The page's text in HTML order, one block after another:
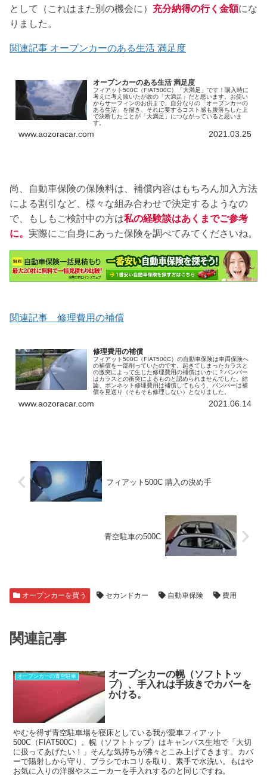
として（これはまた別の機会に） 充分納得の行く金額にな
りました。
関連記事 オープンカーのある生活 満足度
オープンカーのある生活 満足度
フィアット500C（FIAT500C）「大満足」です！購入時に
考えに考え抜いたが故の「大満足」だと思います。お使い
からサーフィンのお供まで、自分なりの「オープンカーの
ある生活」を描き、それに要するコスト感も腹落ちした上
で決断したことが「大満足」につながっていると思いま
す。
www.aozoracar.com 2021.03.25
尚、自動車保険の保険料は、補償内容はもちろん加入方法
による割引など、様々な組み合わせで決定するようなの
で、もしもご検討中の方は私の経験談はあくまでご参考
に。 実際にご自身にあった保険を調べてみてくださいね。
関連記事 修理費用の補償
修理費用の補償
フィアット500C（FIAT500C）の自動車保険は車両保険へ
の補償を一部削っていたのです。起きてしまったカラスと
の激突によって生じた修理費用の補償はいかに？バンパー
はカラスとの衝突によるものと認められませんでした。結
論、ボンネット修理費用は補償してもらう、バンパーは補
償を見送り（そもそも修理しない）となりました。
www.aozoracar.com 2021.06.14
フィアット500C 購入の決め手
青空駐車の500C
オープンカーを買う セカンドカー 自動車保険 費用
関連記事
オープンカーの青空駐車
オープンカーの幌（ソフトトッ
プ）、手入れは手抜きでカバーを
かける。
やむを得ず青空駐車場を寝床としている我が愛車フィアット
500C（FIAT500C）。幌（ソフトトップ）はキャンバス生地で「大切
に扱ってあげたい！」そんな気持ちが沸々とこみ上げてきます。カバ
ーで陽射しから守り、ブラシでホコリを取り、素手で水洗い。もはや
お気に入りの洋服やスニーカーを手入れするのと同じですね。